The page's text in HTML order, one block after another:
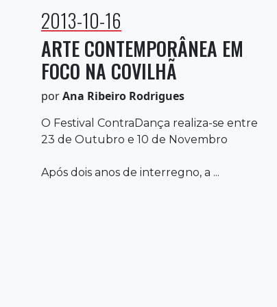
2013-10-16
ARTE CONTEMPORÂNEA EM
FOCO NA COVILHÃ
porAna Ribeiro Rodrigues
O Festival ContraDança realiza-se entre
23 de Outubro e 10 de Novembro
Após dois anos de interregno, a ...